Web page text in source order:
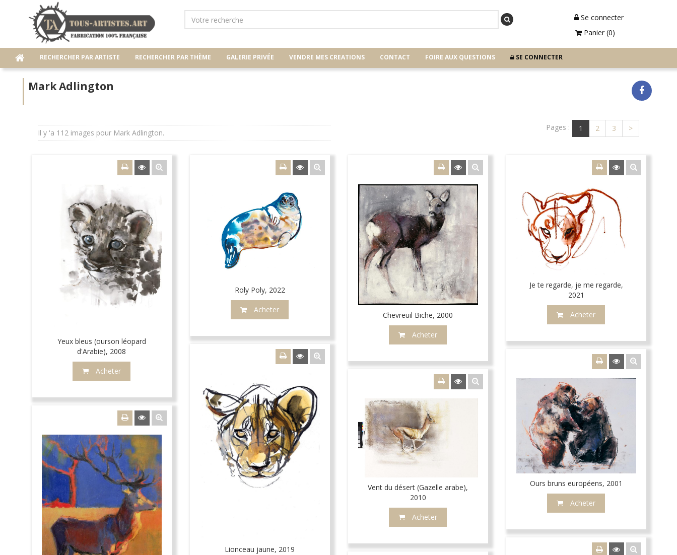
Se connecter
Panier (0)
RECHERCHER PAR ARTISTE RECHERCHER PAR THÈME GALERIE PRIVÉE VENDRE MES CREATIONS CONTACT FOIRE AUX QUESTIONS SE CONNECTER
Mark Adlington
Il y 'a 112 images pour Mark Adlington. 1 2 3 >
Pages :
Yeux bleus (ourson léopard
d'Arabie), 2008
Acheter
Roly Poly, 2022
Acheter
Chevreuil Biche, 2000
Acheter
Je te regarde, je me regarde,
2021
Acheter
Lionceau jaune, 2019
Ours bruns européens, 2001
Acheter
Vent du désert (Gazelle arabe),
2010
Acheter